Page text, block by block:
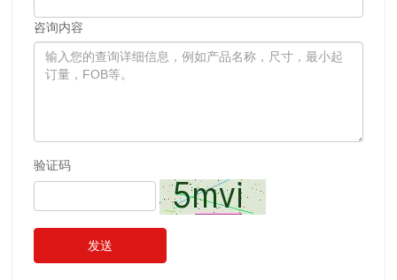
咨询内容
验证码
发送